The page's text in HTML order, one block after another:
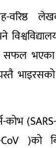
सफल
भाइरसको
कोभ
CoV )को